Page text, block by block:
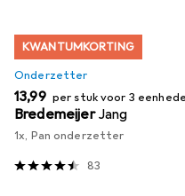
KWANTUMKORTING
Onderzetter
EUR
13,99 per stuk voor 3
Bredemeijer Jang
1x, Pan onderzetter
83